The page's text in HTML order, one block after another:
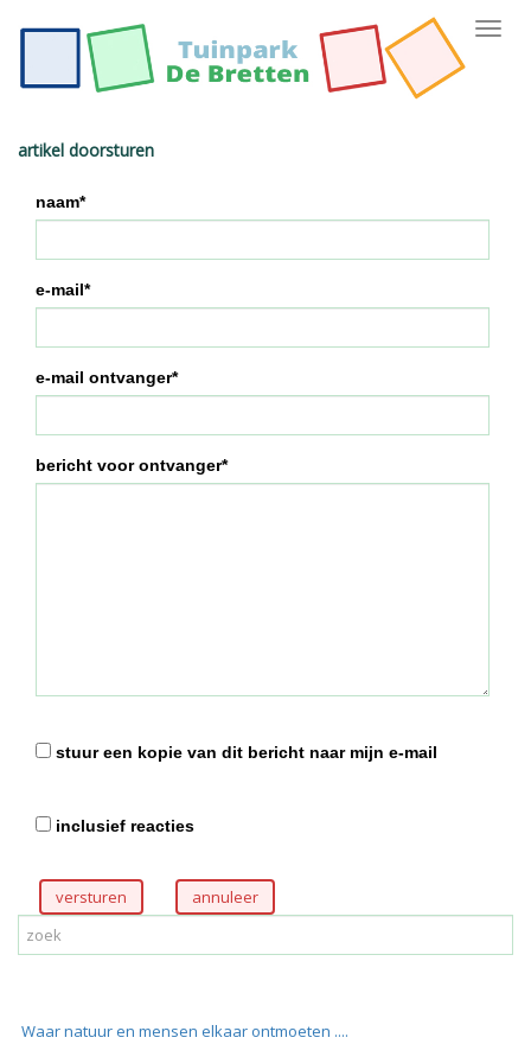
artikel doorsturen
naam*
e-mail*
e-mail ontvanger*
bericht voor ontvanger*
stuur een kopie van dit bericht naar mijn e-mail
inclusief reacties
versturen
Waar natuur en mensen elkaar ontmoeten ....